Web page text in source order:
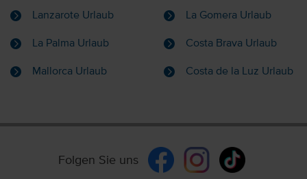
Lanzarote Urlaub La Gomera Urlaub
La Palma Urlaub Costa Brava Urlaub
Mallorca Urlaub Costa de la Luz Urlaub
Folgen Sie uns